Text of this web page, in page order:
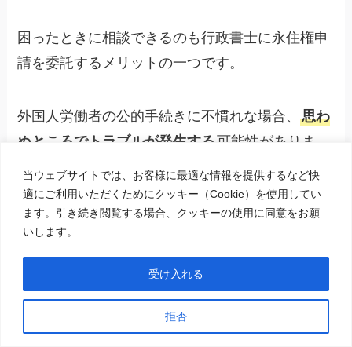
当ウェブサイトでは、お客様に最適な情報を提供するなど快
適にご利用いただくためにクッキー（Cookie）を使用してい
ます。引き続き閲覧する場合、クッキーの使用に同意をお願
いします。
拒否
受け入れる
困ったときに相談できるのも行政書士に永住権申
請を委託するメリットの一つです。
外国人労働者の公的手続きに不慣れな場合、思わ
ぬところでトラブルが発生する 可能性がありま
す。
たとえば、追加で書類を請求された場合や不許可
専門家のサポートがあれば、問題
が発生しても迅速かつ適切に対応